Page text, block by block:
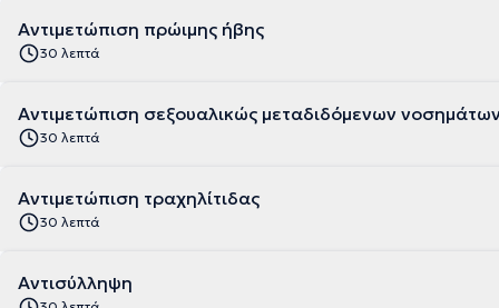
Αντιμετώπιση πρώιμης ήβης
30 λεπτά
Αντιμετώπιση σεξουαλικώς μεταδιδόμενων
30 λεπτά
Αντιμετώπιση τραχηλίτιδας
30 λεπτά
Αντισύλληψη